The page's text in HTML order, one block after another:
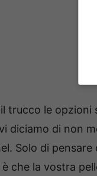
trucco le
diciamo di non
Solo di
che la vostra